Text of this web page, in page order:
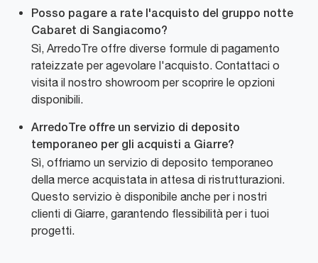
Posso pagare a rate l'acquisto del gruppo notte
Cabaret di Sangiacomo?
Sì, ArredoTre offre diverse formule di pagamento
rateizzate per agevolare l'acquisto. Contattaci o
visita il nostro showroom per scoprire le opzioni
disponibili.
ArredoTre offre un servizio di deposito
temporaneo per gli acquisti a Giarre?
Sì, offriamo un servizio di deposito temporaneo
della merce acquistata in attesa di ristrutturazioni.
Questo servizio è disponibile anche per i nostri
clienti di Giarre, garantendo flessibilità per i tuoi
progetti.